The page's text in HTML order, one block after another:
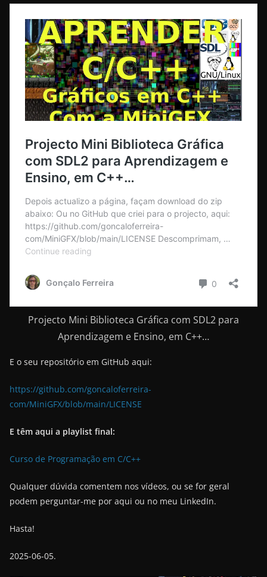
Projecto Mini Biblioteca Gráfica com SDL2 para
Aprendizagem e Ensino, em C++…
E o seu repositório em GitHub aqui:
https://github.com/goncaloferreira-
com/MiniGFX/blob/main/LICENSE
E têm aqui a playlist final:
Curso de Programação em C/C++
Qualquer dúvida comentem nos vídeos, ou se for geral
podem perguntar-me por aqui ou no meu LinkedIn.
Hasta!
2025-06-05.